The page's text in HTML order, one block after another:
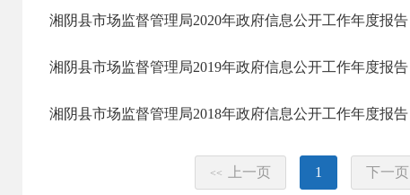
湘阴县市场监督管理局2020年政府信息公开工作年度报告
湘阴县市场监督管理局2019年政府信息公开工作年度报告
湘阴县市场监督管理局2018年政府信息公开工作年度报告
<< 上一页 1 下一页